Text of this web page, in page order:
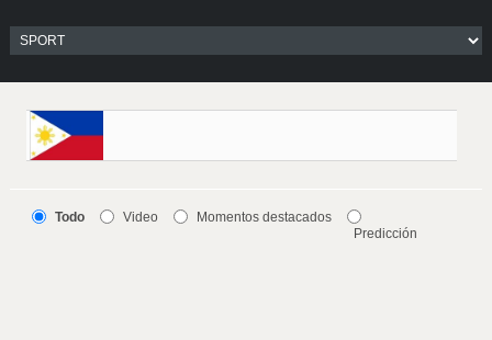
Todo Video
Momentos destacados
Predicción